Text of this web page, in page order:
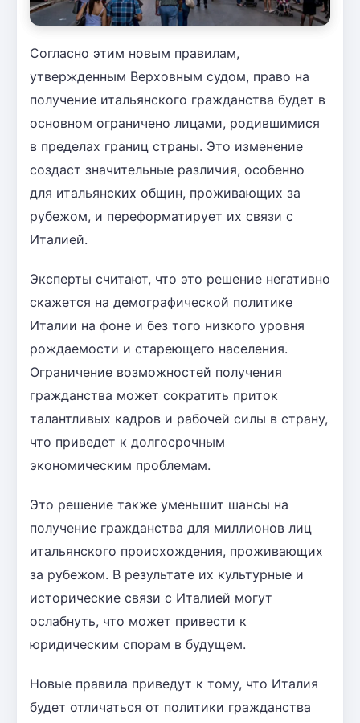
Согласно этим новым правилам,
утвержденным Верховным судом, право на
получение итальянского гражданства будет в
основном ограничено лицами, родившимися
в пределах границ страны. Это изменение
создаст значительные различия, особенно
для итальянских общин, проживающих за
рубежом, и переформатирует их связи с
Италией.
Эксперты считают, что это решение негативно
скажется на демографической политике
Италии на фоне и без того низкого уровня
рождаемости и стареющего населения.
Ограничение возможностей получения
гражданства может сократить приток
талантливых кадров и рабочей силы в страну,
что приведет к долгосрочным
экономическим проблемам.
Это решение также уменьшит шансы на
получение гражданства для миллионов лиц
итальянского происхождения, проживающих
за рубежом. В результате их культурные и
исторические связи с Италией могут
ослабнуть, что может привести к
юридическим спорам в будущем.
Новые правила приведут к тому, что Италия
будет отличаться от политики гражданства